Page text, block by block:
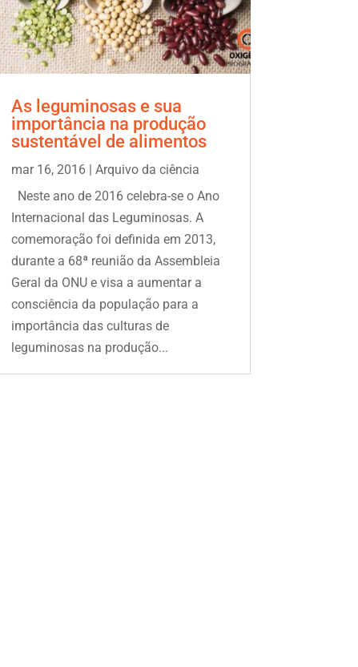
As leguminosas e sua
importância na produção
sustentável de alimentos
mar 16, 2016| Arquivo da ciência
Neste ano de 2016 celebra-se o Ano
Internacional das Leguminosas. A
comemoração foi definida em 2013,
durante a 68ª reunião da Assembleia
Geral da ONU e visa a aumentar a
consciência da população para a
importância das culturas de
leguminosas na produção...